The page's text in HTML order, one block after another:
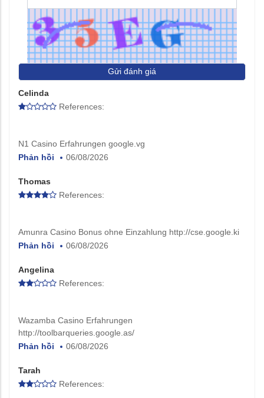
Gửi đánh giá
Celinda
References:
N1 Casino Erfahrungen google.vg
Phản hồi
06/08/2026
Thomas
References:
Amunra Casino Bonus ohne Einzahlung http://cse.google.ki
Phản hồi
06/08/2026
Angelina
References:
Wazamba Casino Erfahrungen
http://toolbarqueries.google.as/
Phản hồi
06/08/2026
Tarah
References: